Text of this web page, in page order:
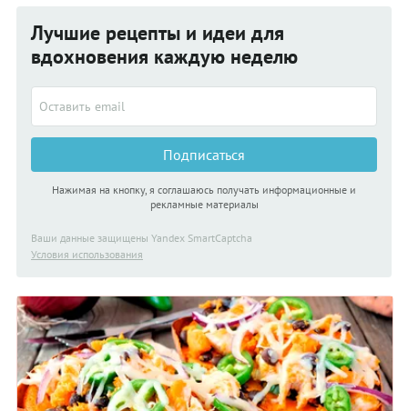
Лучшие рецепты и идеи для
вдохновения каждую неделю
Подписаться
Нажимая на кнопку, я соглашаюсь получать информационные и
рекламные материалы
Ваши данные защищены Yandex SmartCaptcha
Условия использования